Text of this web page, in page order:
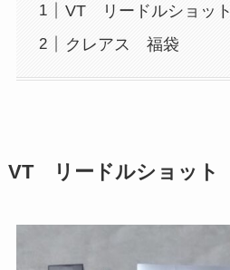
VT リードルショット
クレアス 福袋
VT リードルショット